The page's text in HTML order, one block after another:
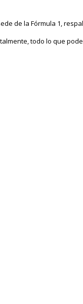
de la Fórmula 1,
todo lo que